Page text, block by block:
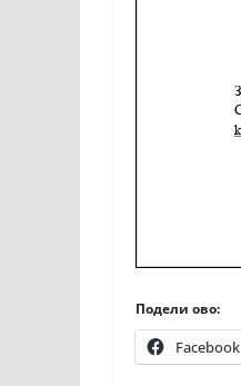
Подели ово:
Facebook